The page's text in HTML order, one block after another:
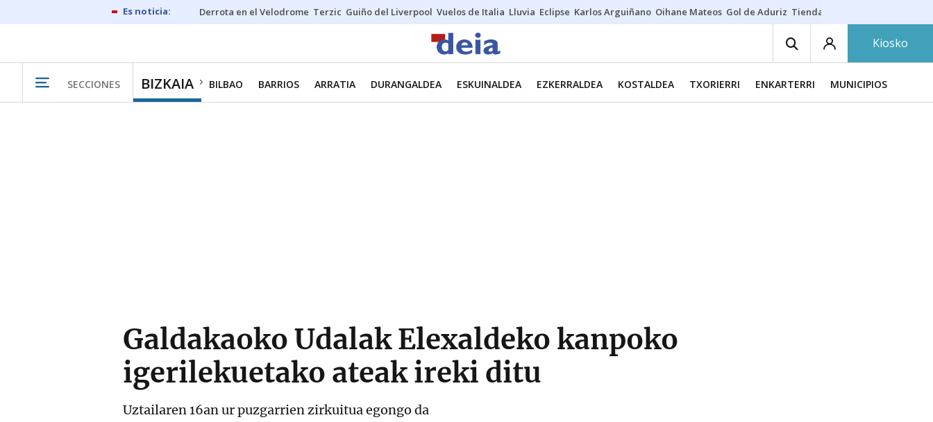
Derrota en el Velodrome Terzic Guiño del Liverpool Vuelos de Italia Lluvia Eclipse Karlos Arguiñano Oihane Mateos Gol de Aduriz Tienda de zapatillas
Kiosko
SECCIONES BIZKAIA BILBAO BARRIOS ARRATIA DURANGALDEA ESKUINALDEA EZKERRALDEA KOSTALDEA TXORIERRI ENKARTERRI MUNICIPIOS
Galdakaoko Udalak Elexaldeko kanpoko
igerilekuetako ateak ireki ditu
Uztailaren 16an ur puzgarrien zirkuitua egongo da